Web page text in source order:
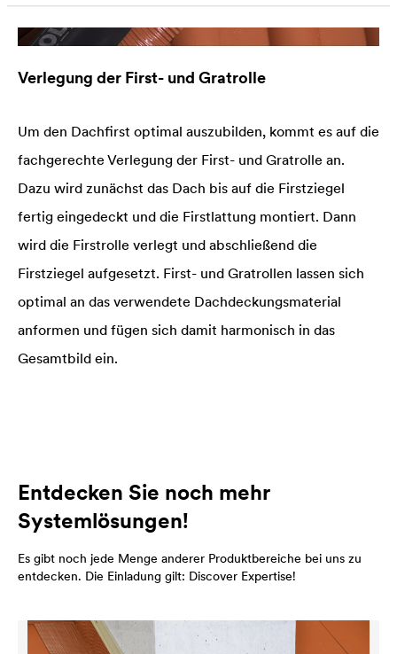
Verlegung der First- und Gratrolle
Um den Dachfirst optimal auszubilden, kommt es auf die
fachgerechte Verlegung der First- und Gratrolle an.
Dazu wird zunächst das Dach bis auf die Firstziegel
fertig eingedeckt und die Firstlattung montiert. Dann
wird die Firstrolle verlegt und abschließend die
Firstziegel aufgesetzt. First- und Gratrollen lassen sich
optimal an das verwendete Dachdeckungsmaterial
anformen und fügen sich damit harmonisch in das
Gesamtbild ein.
Entdecken Sie noch mehr
Systemlösungen!
Es gibt noch jede Menge anderer Produktbereiche bei uns zu
entdecken. Die Einladung gilt: Discover Expertise!